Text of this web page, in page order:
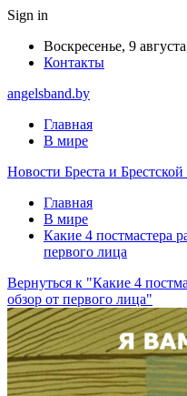
Sign in
Воскресенье, 9
Контакты
angelsband.by
Главная
В мире
Новости Бреста и Брестской
Главная
В мире
Какие 4 постмастера
первого лица
Вернуться к "Какие 4
обзор от первого лица"